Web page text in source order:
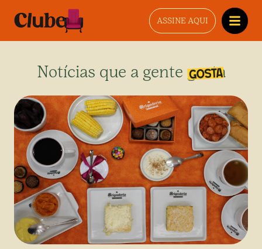
ASSINE AQUI
Notícias que a gente gosta